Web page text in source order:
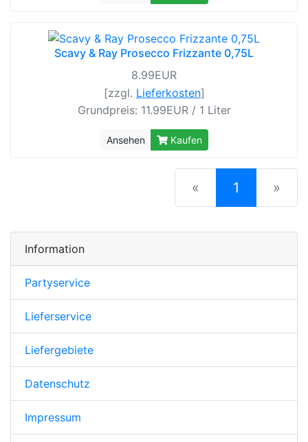
Scavy & Ray Prosecco Frizzante 0,75L
8.99EUR
[zzgl. Lieferkosten]
Grundpreis: 11.99EUR / 1 Liter
Ansehen Kaufen
« 1 (current)
»
Information
Partyservice
Lieferservice
Liefergebiete
Datenschutz
Impressum